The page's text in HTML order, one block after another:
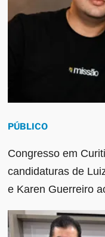
PÚBLICO
Congresso em
candidaturas de
e Karen Guerreiro